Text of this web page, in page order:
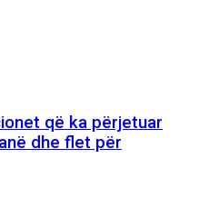
që ka përjetuar
dhe flet për